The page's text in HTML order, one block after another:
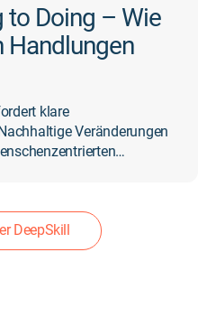
to Doing – Wie
Handlungen
klare
Veränderungen
DeepSkill